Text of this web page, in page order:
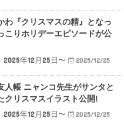
わ『クリスマスの精』となっ
こりホリデーエピソードが公
年12月25日〜
2025/12/25
人帳 ニャンコ先生がサンタと
クリスマスイラスト公開!
年12月25日〜
2025/12/25